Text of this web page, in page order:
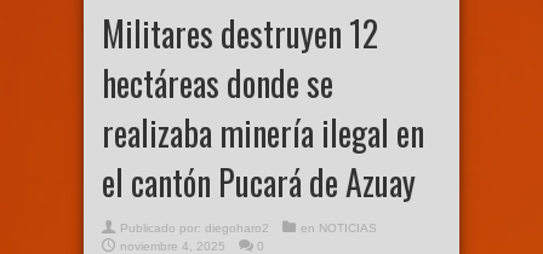
Militares destruyen 12
hectáreas donde se
realizaba minería ilegal en
el cantón Pucará de Azuay
Publicado por: diegoharo2 en NOTICIAS
noviembre 4, 2025
0